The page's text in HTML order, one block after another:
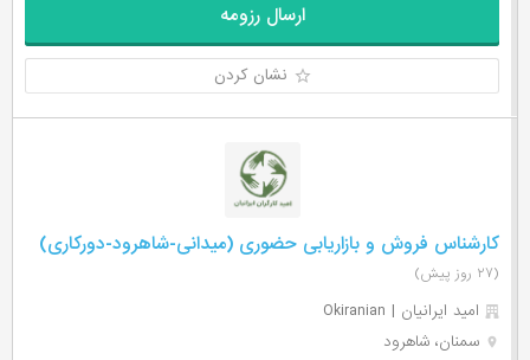
ارسال رزومه
نشان کردن
کارشناس فروش و بازاریابی حضوری (میدانی-شاهرود-دورکاری)
(۲۷ روز پیش)
امید ایرانیان | Okiranian
سمنان، شاهرود